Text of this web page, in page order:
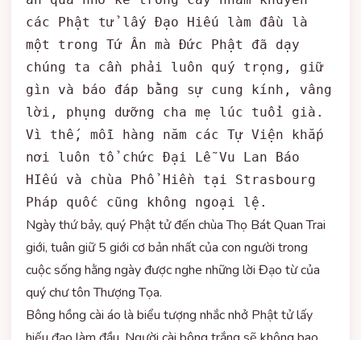
các Phật tử lấy Đạo Hiếu làm đầu là
một trong Tứ Ân mà Đức Phật đã dạy
chúng ta cần phải luôn quý trọng, giữ
gìn và báo đáp bằng sự cung kính, vâng
lời, phụng dưỡng cha mẹ lúc tuổi già.
Vì thế, mỗi hàng năm các Tự Viện khắp
nơi luôn tổ chức Đại Lễ Vu Lan Báo
HIếu và chùa Phổ Hiền tại Strasbourg
Pháp quốc cũng không ngoại lệ.
Ngày thứ bảy, quý Phật tử đến chùa Thọ Bát Quan Trai
giới, tuân giữ 5 giới cơ bản nhất của con người trong
cuộc sống hằng ngày được nghe những lời Đạo từ của
quý chư tôn Thượng Tọa.
Bông hồng cài áo là biểu tượng nhắc nhở Phật tử lấy